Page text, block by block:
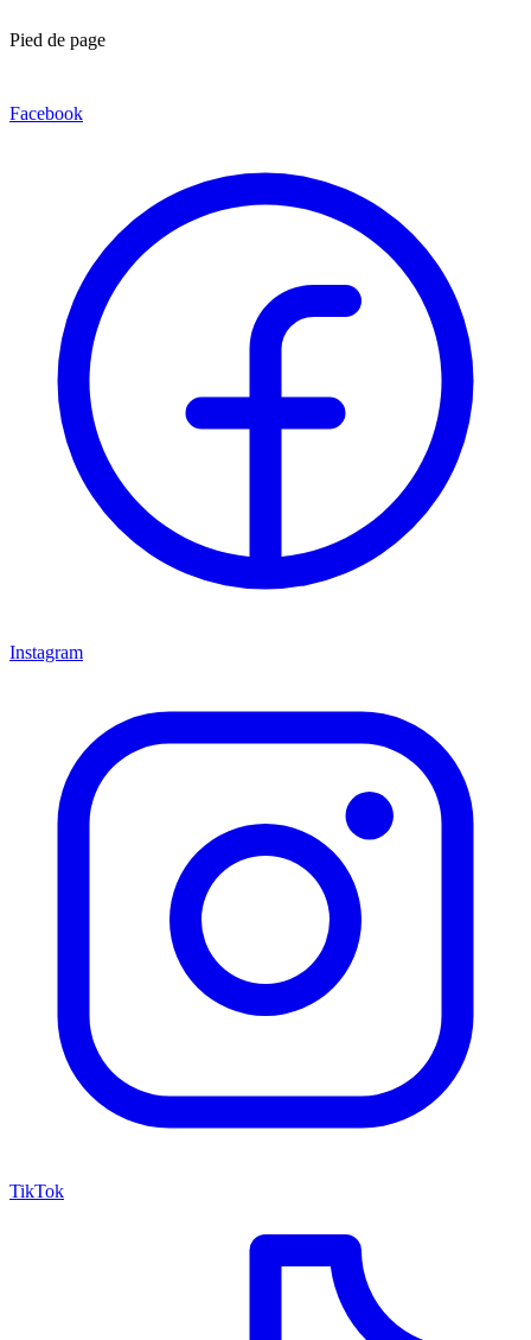
Pied de page
Facebook
Instagram
TikTok